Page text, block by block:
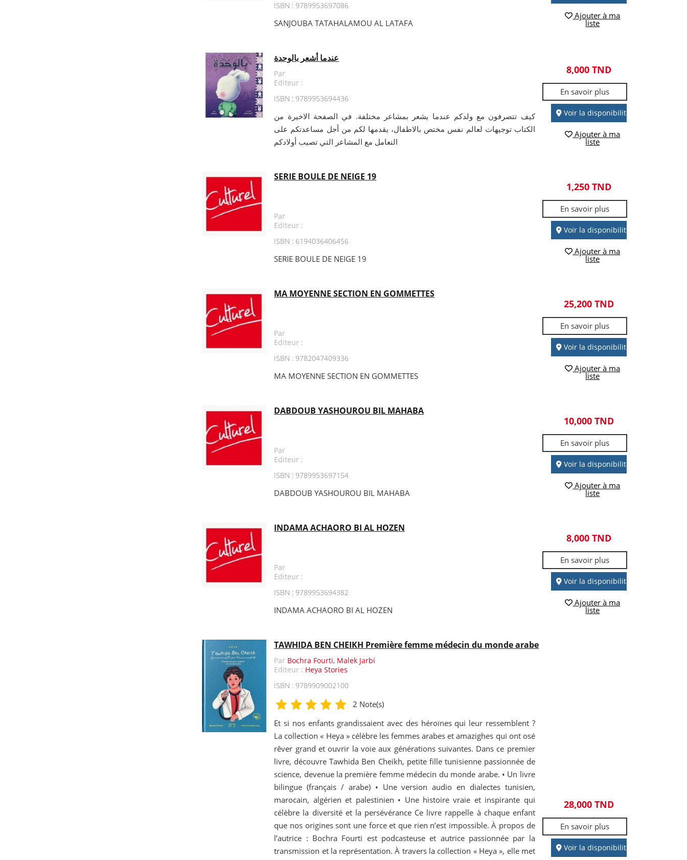
ISBN : 9789953697086
SANJOUBA TATAHALAMOU AL LATAFA
Ajouter à ma
liste
عندما أشعر بالوحدة
Par
Editeur :
ISBN : 9789953694436
كيف تتصرفون مع ولدكم عندما يشعر بمشاعر مختلفة. في الصفحة الاخيرة من
الكتاب توجيهات لعالم نفس مختص بالاطفال، يقدمها لكم من أجل مساعدتكم على
التعامل مع المشاعر التي تصيب أولادكم
8,000 TND
En savoir plus
Voir la disponibilité
Ajouter à ma
liste
SERIE BOULE DE NEIGE 19
Par
Editeur :
ISBN : 6194036406456
SERIE BOULE DE NEIGE 19
1,250 TND
En savoir plus
Voir la disponibilité
Ajouter à ma
liste
MA MOYENNE SECTION EN GOMMETTES
Par
Editeur :
ISBN : 9782047409336
MA MOYENNE SECTION EN GOMMETTES
25,200 TND
En savoir plus
Voir la disponibilité
Ajouter à ma
liste
DABDOUB YASHOUROU BIL MAHABA
Par
Editeur :
ISBN : 9789953697154
DABDOUB YASHOUROU BIL MAHABA
10,000 TND
En savoir plus
Voir la disponibilité
Ajouter à ma
liste
INDAMA ACHAORO BI AL HOZEN
Par
Editeur :
ISBN : 9789953694382
INDAMA ACHAORO BI AL HOZEN
8,000 TND
En savoir plus
Voir la disponibilité
Ajouter à ma
liste
TAWHIDA BEN CHEIKH Première femme médecin du monde arabe
Par Bochra Fourti, Malek Jarbi
Editeur : Heya Stories
ISBN : 9789909002100
2 Note(s)
Et si nos enfants grandissaient avec des héroïnes qui leur ressemblent ?
La collection « Heya » célèbre les femmes arabes et amazighes qui ont osé
rêver grand et ouvrir la voie aux générations suivantes. Dans ce premier
livre, découvre Tawhida Ben Cheikh, petite fille tunisienne passionnée de
science, devenue la première femme médecin du monde arabe. • Un livre
bilingue (français / arabe) • Une version audio en dialectes tunisien,
marocain, algérien et palestinien • Une histoire vraie et inspirante qui
célèbre la diversité et la persévérance Ce livre rappelle à chaque enfant
que nos origines sont une force et que rien n’est impossible. À propos de
l’autrice : Bochra Fourti est podcasteuse et autrice passionnée par la
transmission et la représentation. À travers la collection « Heya », elle met
28,000 TND
En savoir plus
Voir la disponibilité